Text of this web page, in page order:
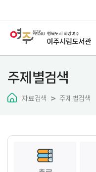
주제별검색
자료검색 주제별검색